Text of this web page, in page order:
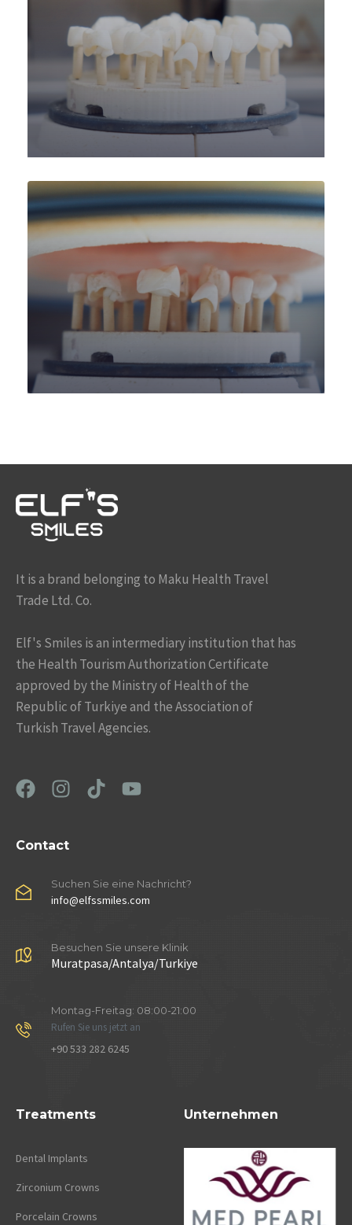
It is a brand belonging to Maku Health Travel
Trade Ltd. Co.
Elf's Smiles is an intermediary institution that has
the Health Tourism Authorization Certificate
approved by the Ministry of Health of the
Republic of Turkiye and the Association of
Turkish Travel Agencies.
Contact
Suchen Sie eine Nachricht?
info@elfssmiles.com
Besuchen Sie unsere Klinik
Muratpasa/Antalya/Turkiye
Montag-Freitag: 08:00-21:00
Rufen Sie uns jetzt an
+90 533 282 6245
Treatments
Dental Implants
Zirconium Crowns
Porcelain Crowns
Unternehmen